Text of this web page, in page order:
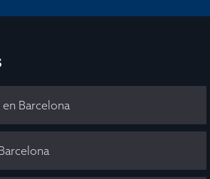
Barcelona